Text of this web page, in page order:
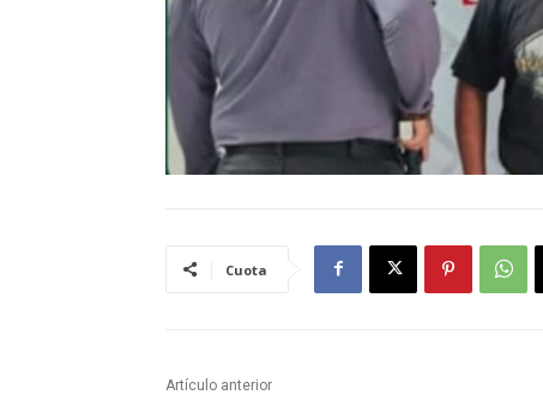
Cuota
Artículo anterior